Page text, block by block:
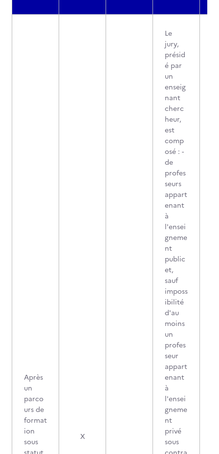
Après
un
parco
urs de
format
ion
sous
X
Le
jury,
présid
é par
un
enseig
nant
cherc
heur,
est
comp
osé : -
de
profes
seurs
appart
enant
à
l'ensei
gneme
nt
public
et,
sauf
imposs
ibilité
d'au
moins
un
profes
seur
appart
enant
à
l'ensei
gneme
nt
privé
sous